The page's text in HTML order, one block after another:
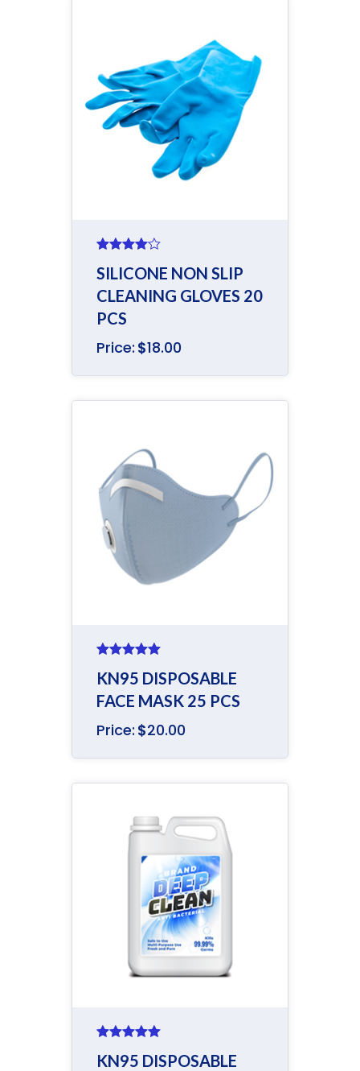
4.00
out
SILICONE NON SLIP
CLEANING GLOVES 20
PCS
Price: $18.00
out of 5
KN95 DISPOSABLE
FACE MASK 25 PCS
Price: $20.00
out of 5
KN95 DISPOSABLE